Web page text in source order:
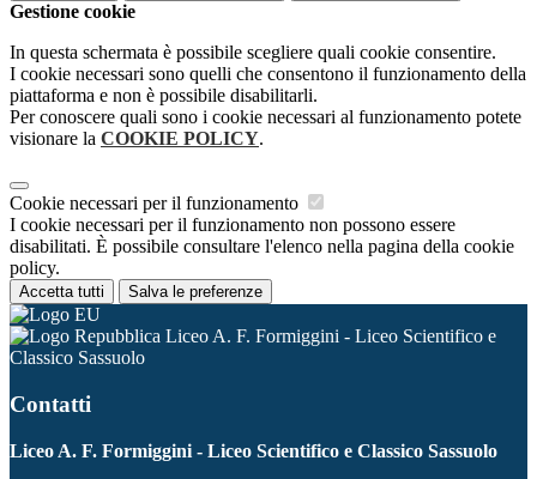
Gestione cookie
In questa schermata è possibile scegliere quali cookie consentire.
I cookie necessari sono quelli che consentono il funzionamento della
piattaforma e non è possibile disabilitarli.
Per conoscere quali sono i cookie necessari al funzionamento potete
visionare la COOKIE POLICY.
Cookie necessari per il funzionamento
I cookie necessari per il funzionamento non possono essere
disabilitati. È possibile consultare l'elenco nella pagina della cookie
policy.
Accetta tutti Salva le preferenze
Liceo A. F. Formiggini - Liceo Scientifico e
Classico Sassuolo
Contatti
Liceo A. F. Formiggini - Liceo Scientifico e Classico Sassuolo